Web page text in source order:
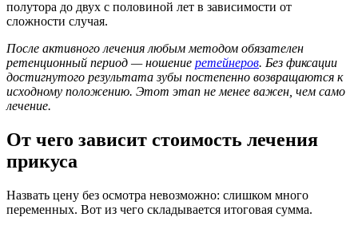
полутора до двух с половиной лет в зависимости от
сложности случая.
После активного лечения любым методом обязателен
ретенционный период — ношение ретейнеров. Без фиксации
достигнутого результата зубы постепенно возвращаются к
исходному положению. Этот этап не менее важен, чем само
лечение.
От чего зависит стоимость лечения
прикуса
Назвать цену без осмотра невозможно: слишком много
переменных. Вот из чего складывается итоговая сумма.